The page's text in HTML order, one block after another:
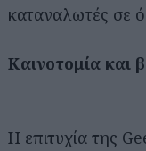
καταναλωτές σε
Καινοτομία και
Η επιτυχία της